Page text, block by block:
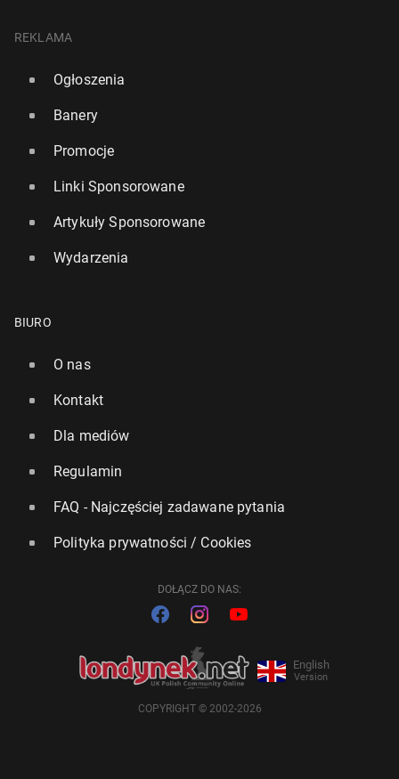
REKLAMA
Ogłoszenia
Banery
Promocje
Linki Sponsorowane
Artykuły Sponsorowane
Wydarzenia
BIURO
O nas
Kontakt
Dla mediów
Regulamin
FAQ - Najczęściej zadawane pytania
Polityka prywatności / Cookies
DOŁĄCZ DO NAS:
English
Version
COPYRIGHT © 2002-2026